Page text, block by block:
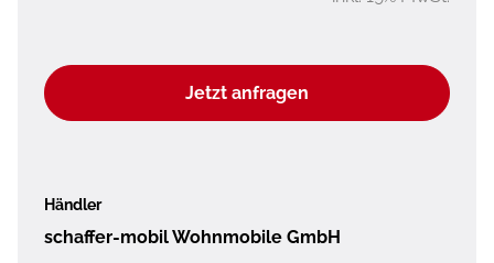
Jetzt anfragen
Händler
schaffer-mobil Wohnmobile GmbH